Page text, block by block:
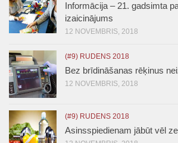
Informācija – 21. gadsimta
izaicinājums
12 NOVEMBRIS, 2018
(#9) RUDENS 2018
Bez brīdināšanas rēķinus
12 NOVEMBRIS, 2018
(#9) RUDENS 2018
Asinsspiedienam jābūt vēl